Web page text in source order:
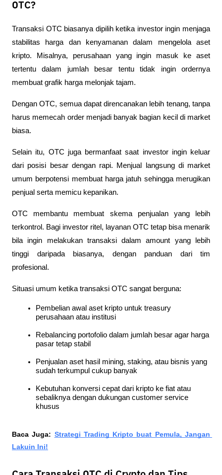
OTC?
Transaksi OTC biasanya dipilih ketika investor ingin menjaga
stabilitas harga dan kenyamanan dalam mengelola aset
kripto. Misalnya, perusahaan yang ingin masuk ke aset
tertentu dalam jumlah besar tentu tidak ingin ordernya
membuat grafik harga melonjak tajam.
Dengan OTC, semua dapat direncanakan lebih tenang, tanpa
harus memecah order menjadi banyak bagian kecil di market
biasa.
Selain itu, OTC juga bermanfaat saat investor ingin keluar
dari posisi besar dengan rapi. Menjual langsung di market
umum berpotensi membuat harga jatuh sehingga merugikan
penjual serta memicu kepanikan.
OTC membantu membuat skema penjualan yang lebih
terkontrol. Bagi investor ritel, layanan OTC tetap bisa menarik
bila ingin melakukan transaksi dalam amount yang lebih
tinggi daripada biasanya, dengan panduan dari tim
profesional.
Situasi umum ketika transaksi OTC sangat berguna:
Pembelian awal aset kripto untuk treasury
perusahaan atau institusi
Rebalancing portofolio dalam jumlah besar agar harga
pasar tetap stabil
Penjualan aset hasil mining, staking, atau bisnis yang
sudah terkumpul cukup banyak
Kebutuhan konversi cepat dari kripto ke fiat atau
sebaliknya dengan dukungan customer service
khusus
Baca Juga: Strategi Trading Kripto buat Pemula, Jangan
Lakuin Ini!